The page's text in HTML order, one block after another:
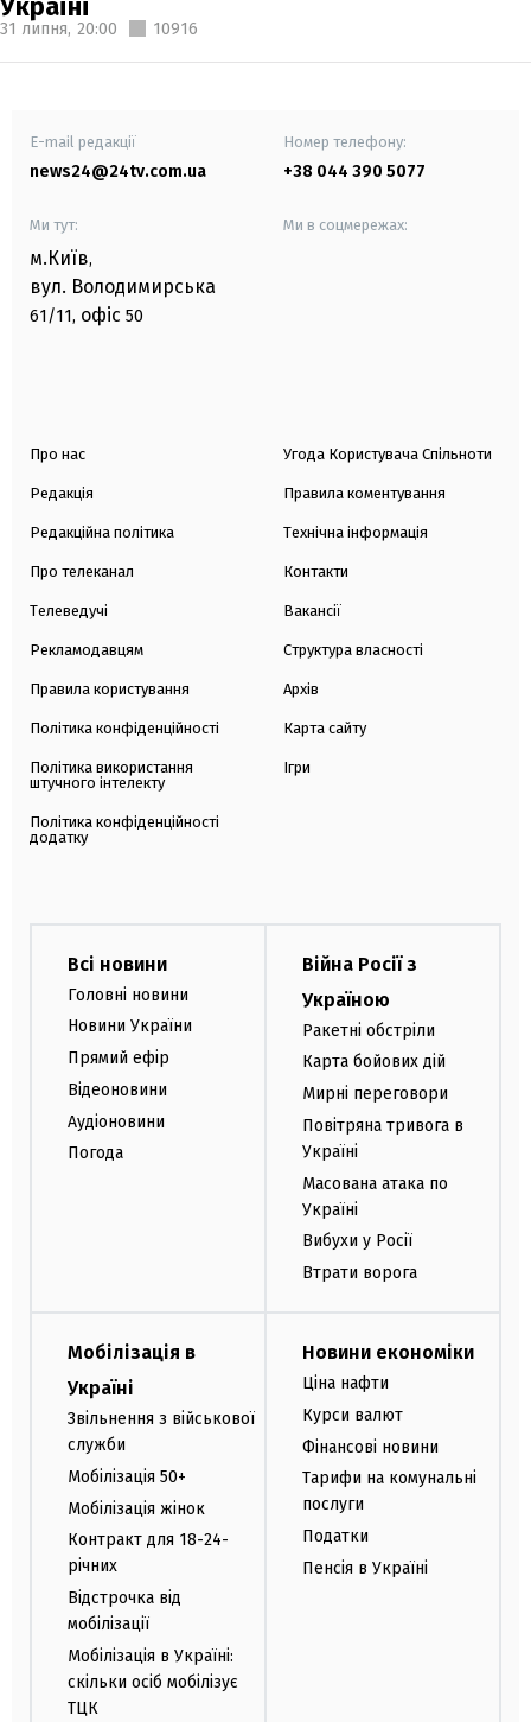
31 липня, 20:00 10916
E-mail редакції
news24@24tv.com.ua
Номер телефону:
+38 044 390 5077
Ми тут:
м.Київ,
вул. Володимирська
61/11, офіс 50
Ми в соцмережах:
Про нас
Редакція
Редакційна політика
Про телеканал
Телеведучі
Рекламодавцям
Правила користування
Політика конфіденційності
Політика використання
штучного інтелекту
Політика конфіденційності
додатку
Угода Користувача Спільноти
Правила коментування
Технічна інформація
Контакти
Вакансії
Структура власності
Архів
Карта сайту
Ігри
Всі новини
Головні новини
Новини України
Прямий ефір
Відеоновини
Аудіоновини
Погода
Війна Росії з
Україною
Ракетні обстріли
Карта бойових дій
Мирні переговори
Повітряна тривога в
Україні
Масована атака по
Україні
Вибухи у Росії
Втрати ворога
Мобілізація в
Україні
Звільнення з військової
служби
Мобілізація 50+
Мобілізація жінок
Контракт для 18-24-
річних
Відстрочка від
мобілізації
Мобілізація в Україні:
скільки осіб мобілізує
ТЦК
Новини економіки
Ціна нафти
Курси валют
Фінансові новини
Тарифи на комунальні
послуги
Податки
Пенсія в Україні